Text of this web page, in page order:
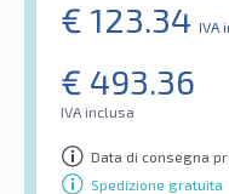
€ 123.34 IVA
€ 493.36
IVA inclusa
Data di consegna
Spedizione gratuita